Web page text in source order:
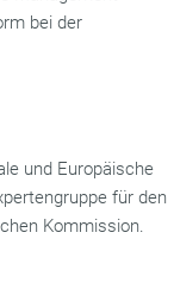
bei der
und Europäische
für den
Kommission.